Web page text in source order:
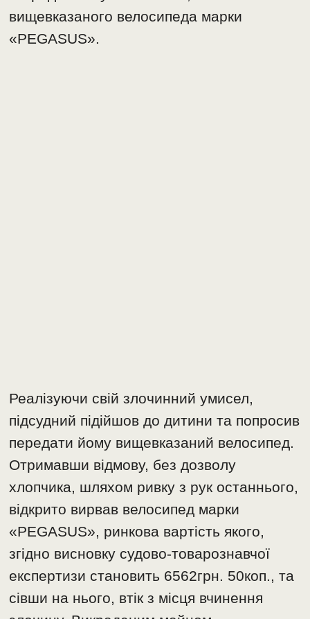
вищевказаного велосипеда марки
«PEGASUS».
Реалізуючи свій злочинний умисел,
підсудний підійшов до дитини та попросив
передати йому вищевказаний велосипед.
Отримавши відмову, без дозволу
хлопчика, шляхом ривку з рук останнього,
відкрито вирвав велосипед марки
«PEGASUS», ринкова вартість якого,
згідно висновку судово-товарознавчої
експертизи становить 6562грн. 50коп., та
сівши на нього, втік з місця вчинення